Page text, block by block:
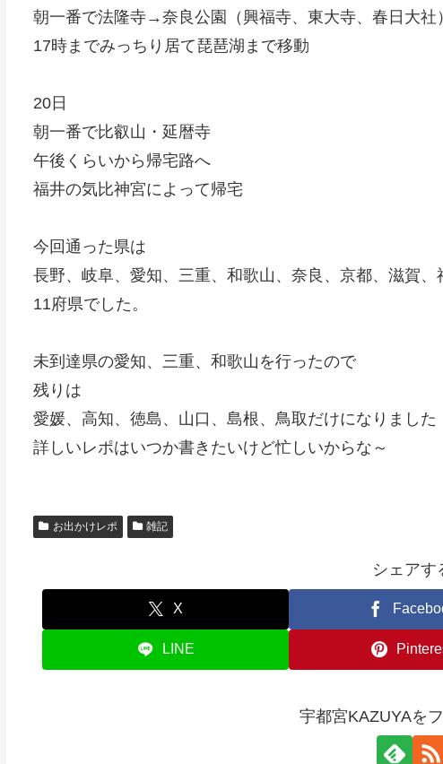
朝一番で法隆寺→奈良公園（興福寺、東大寺、春日大社）
17時までみっちり居て琵琶湖まで移動
20日
朝一番で比叡山・延暦寺
午後くらいから帰宅路へ
福井の気比神宮によって帰宅
今回通った県は
長野、岐阜、愛知、三重、和歌山、奈良、京都、滋賀、
11府県でした。
未到達県の愛知、三重、和歌山を行ったので
残りは
愛媛、高知、徳島、山口、島根、鳥取だけになりました
詳しいレポはいつか書きたいけど忙しいからな～
お出かけレポ 雑記
シェアす
X
LINE
宇都宮KAZUYAを